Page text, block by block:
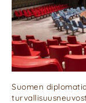
Suomen